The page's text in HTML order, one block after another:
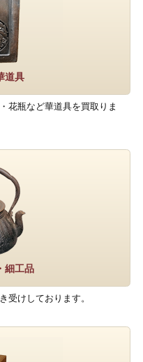
道具
花瓶など華道具を買取りま
細工品
受けしております。